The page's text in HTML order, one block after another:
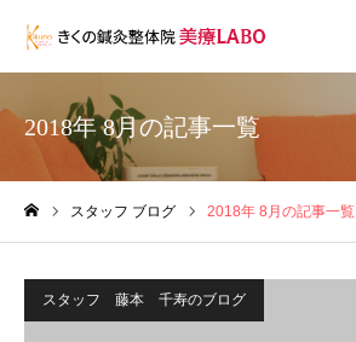
2018年 8月の記事一覧
スタッフ ブログ 2018年 8月の記事一覧
スタッフ 藤本 千寿のブログ